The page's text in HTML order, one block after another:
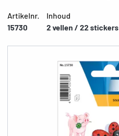
Artikelnr.
15730
Inhoud
2 vellen / 22 stickers